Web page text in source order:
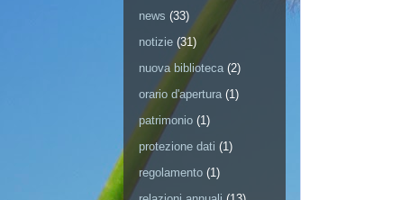
news (33)
notizie (31)
nuova biblioteca (2)
orario d'apertura (1)
patrimonio (1)
protezione dati (1)
regolamento (1)